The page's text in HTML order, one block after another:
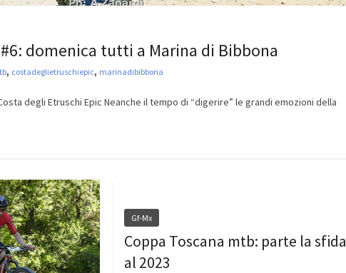
domenica tutti a Marina di Bibbona
, costadeglietruschiepic, marinadibibbona
degli Etruschi Epic Neanche il tempo di “digerire” le grandi emozioni della
Gf-Mx
Coppa Toscana mtb: parte la sfida
al 2023